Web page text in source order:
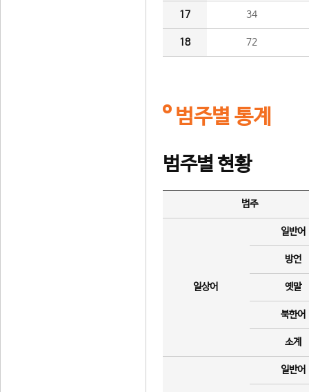
17 34
18 72
범주별 통계
범주별 현황
범주
일상어
일반어
방언
옛말
북한어
소계
일반어